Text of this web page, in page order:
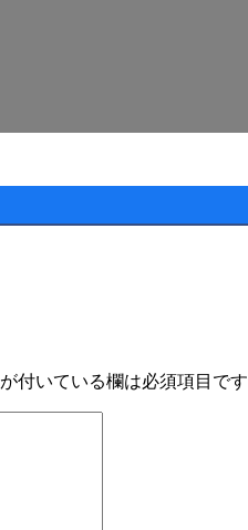
が付いている欄は必須項目です